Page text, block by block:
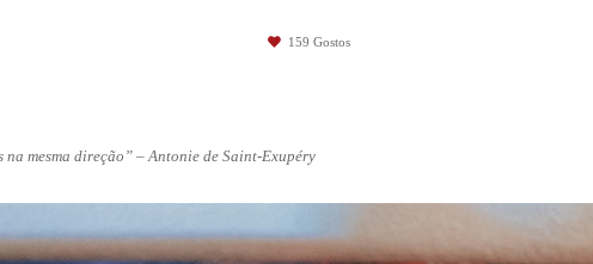
159 Gostos
mesma direção” – Antonie de Saint-Exupéry